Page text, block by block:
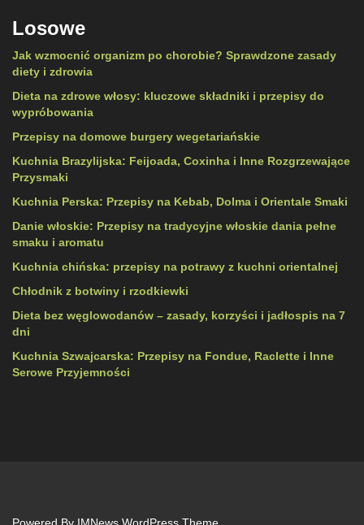
Losowe
Jak wzmocnić organizm po chorobie? Sprawdzone zasady
diety i zdrowia
Dieta na zdrowe włosy: kluczowe składniki i przepisy do
wypróbowania
Przepisy na domowe burgery wegetariańskie
Kuchnia Brazylijska: Feijoada, Coxinha i Inne Rozgrzewające
Przysmaki
Kuchnia Perska: Przepisy na Kebab, Dolma i Orientale Smaki
Danie włoskie: Przepisy na tradycyjne włoskie dania pełne
smaku i aromatu
Kuchnia chińska: przepisy na potrawy z kuchni orientalnej
Chłodnik z botwiny i rzodkiewki
Dieta bez węglowodanów – zasady, korzyści i jadłospis na 7
dni
Kuchnia Szwajcarska: Przepisy na Fondue, Raclette i Inne
Serowe Przyjemności